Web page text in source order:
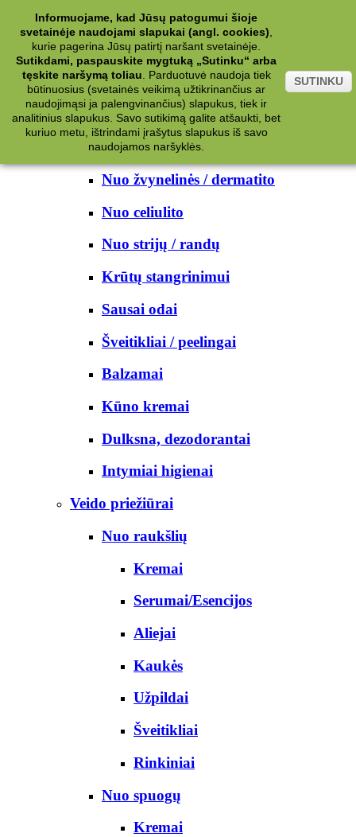
Kategorijos
Kosmetika
Kūno priežiūrai
Nuo prakaito
Kūno prausikliai
Nuo žvynelinės / dermatito
Nuo celiulito
Nuo strijų / randų
Krūtų stangrinimui
Sausai odai
Šveitikliai / peelingai
Balzamai
Kūno kremai
Dulksna, dezodorantai
Intymiai higienai
Veido priežiūrai
Nuo raukšlių
Kremai
Serumai/Esencijos
Aliejai
Kaukės
Užpildai
Šveitikliai
Rinkiniai
Nuo spuogų
Kremai
Informuojame, kad Jūsų patogumui šioje
svetainėje naudojami slapukai (angl. cookies)
kurie pagerina Jūsų patirtį naršant svetainėje.
Sutikdami, paspauskite mygtuką „Sutinku“ arba
tęskite naršymą toliau
Parduotuvė naudoja tiek
būtinuosius (svetainės veikimą užtikrinančius ar
naudojimąsi ja palengvinančius) slapukus, tiek ir
analitinius slapukus. Savo sutikimą galite atšaukti, bet
kuriuo metu, ištrindami įrašytus slapukus iš savo
naudojamos naršyklės.
SUTINKU